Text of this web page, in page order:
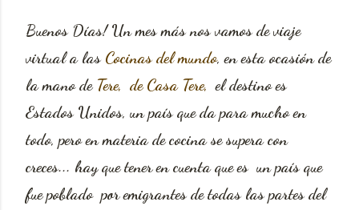
Buenos Días! Un mes más nos vamos de viaje
virtual a las Cocinas del mundo, en esta ocasión de
la mano de Tere, de Casa Tere,el destino es
Estados Unidos, un país que da para mucho en
todo, pero en materia de cocina se supera con
creces... hay que tener en cuenta que es un país que
fue poblado por emigrantes de todas las partes del